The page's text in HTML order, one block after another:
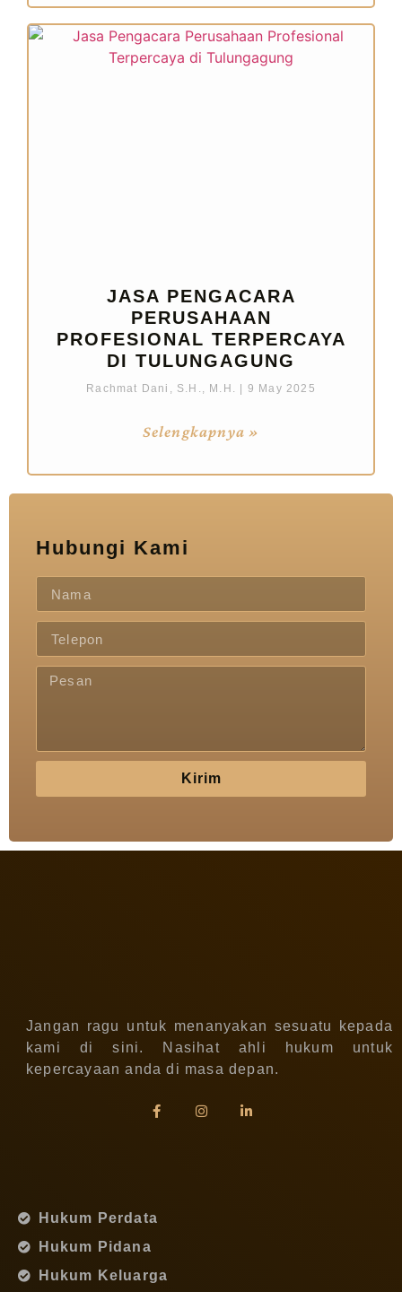
JASA PENGACARA
PERUSAHAAN
PROFESIONAL TERPERCAYA
DI TULUNGAGUNG
Rachmat Dani, S.H., M.H. 9 May 2025
Selengkapnya »
Hubungi Kami
Kirim
Jangan ragu untuk menanyakan sesuatu kepada
kami di sini. Nasihat ahli hukum untuk
kepercayaan anda di masa depan.
Hukum Perdata
Hukum Pidana
Hukum Keluarga